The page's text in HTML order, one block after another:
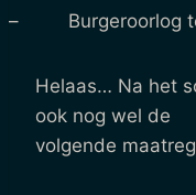
– Burgeroorlog
Helaas… Na het
ook nog wel de
volgende